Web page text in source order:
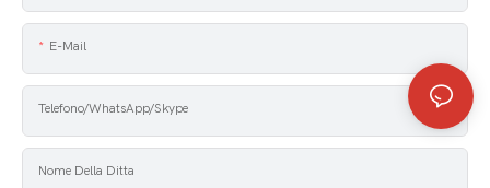
E-Mail
Telefono/WhatsApp/Skype
Nome Della Ditta